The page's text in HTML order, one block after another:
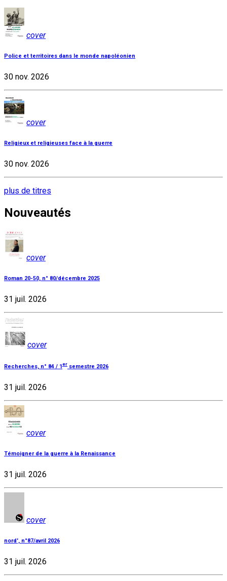
cover
Police et territoires dans le monde napoléonien
30 nov. 2026
cover
Religieux et religieuses face à la guerre
30 nov. 2026
plus de titres
Nouveautés
cover
Roman 20-50, n° 80/décembre 2025
31 juil. 2026
cover
Recherches, n° 84 / 1 er semestre 2026
31 juil. 2026
cover
Témoigner de la guerre à la Renaissance
31 juil. 2026
cover
nord', n°87/avril 2026
31 juil. 2026